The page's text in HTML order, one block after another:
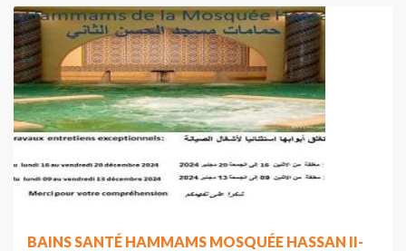
BAINS SANTÉ HAMMAMS MOSQUÉE HASSAN II-